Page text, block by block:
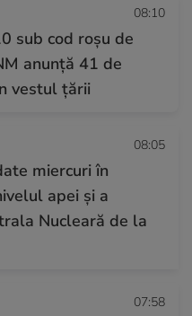
08:10
sub cod roșu de
anunță 41 de
vestul țării
08:05
miercuri în
apei și a
Nucleară de la
07:58